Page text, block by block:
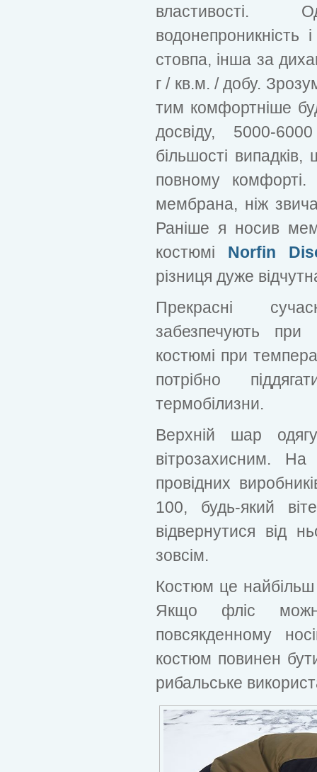
властивості.
стовпа, інша за
г / кв.м. / добу.
тим комфортніше
досвіду, 5000-
більшості
повному
мембрана, ніж
Раніше я носив
костюмі Norfin
різниця дуже
Прекрасні
забезпечують
костюмі при
потрібно
термобілизни.
Верхній шар
вітрозахисним.
провідних
100, будь-який
відвернутися від
зовсім.
Костюм це найбільш
Якщо фліс
повсякденному
костюм повинен
рибальське